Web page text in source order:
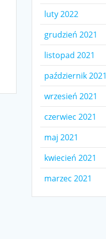
luty 2022
grudzień 2021
listopad 2021
październik 2021
wrzesień 2021
czerwiec 2021
maj 2021
kwiecień 2021
marzec 2021